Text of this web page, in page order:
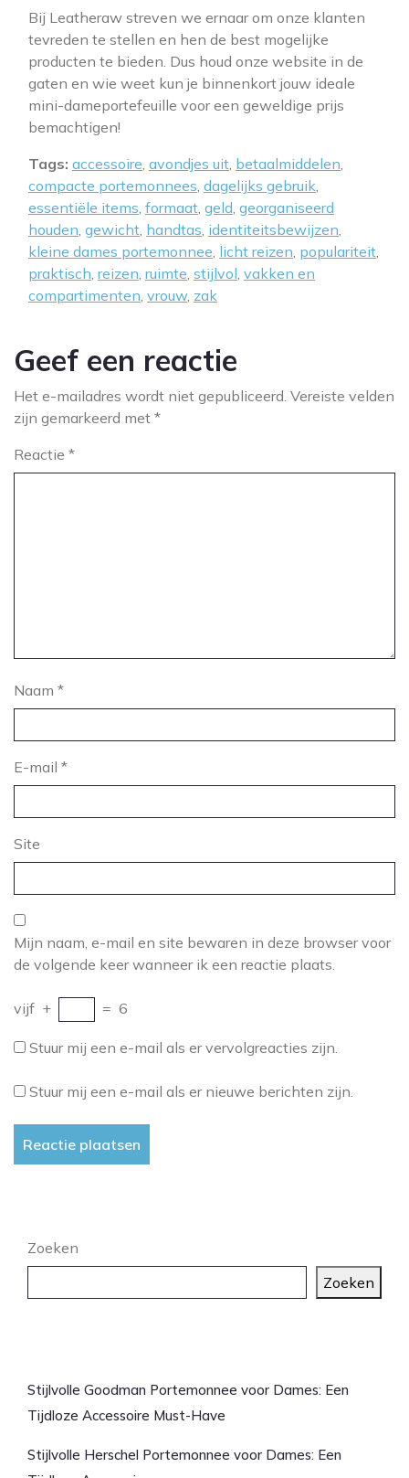
Bij Leatheraw streven we ernaar om onze klanten
tevreden te stellen en hen de best mogelijke
producten te bieden. Dus houd onze website in de
gaten en wie weet kun je binnenkort jouw ideale
mini-dameportefeuille voor een geweldige prijs
bemachtigen!
Tags: accessoire, avondjes uit, betaalmiddelen,
compacte portemonnees, dagelijks gebruik,
essentiële items, formaat, geld, georganiseerd
houden, gewicht, handtas, identiteitsbewijzen,
kleine dames portemonnee, licht reizen, populariteit,
praktisch, reizen, ruimte, stijlvol, vakken en
compartimenten, vrouw, zak
Geef een reactie
Het e-mailadres wordt niet gepubliceerd. Vereiste velden
zijn gemarkeerd met *
Reactie *
Naam *
E-mail *
Site
Mijn naam, e-mail en site bewaren in deze browser voor
de volgende keer wanneer ik een reactie plaats.
vijf + = 6
Stuur mij een e-mail als er vervolgreacties zijn.
Stuur mij een e-mail als er nieuwe berichten zijn.
Zoeken
Zoeken
Stijlvolle Goodman Portemonnee voor Dames: Een
Tijdloze Accessoire Must-Have
Stijlvolle Herschel Portemonnee voor Dames: Een